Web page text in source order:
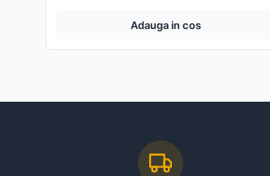
Adauga in cos